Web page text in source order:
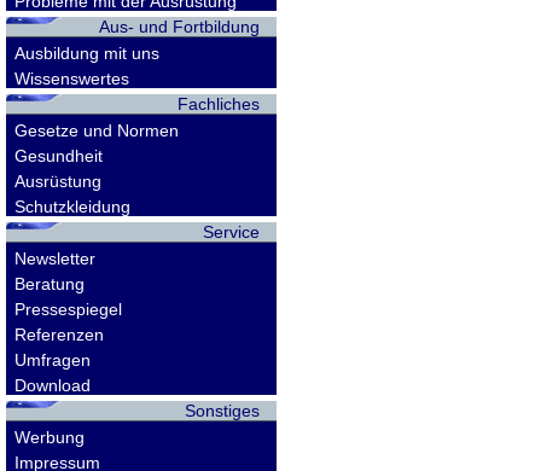
Aus- und Fortbildung
Ausbildung mit uns
Wissenswertes
Fachliches
Gesetze und Normen
Gesundheit
Ausrüstung
Schutzkleidung
Service
Newsletter
Beratung
Pressespiegel
Referenzen
Umfragen
Download
Sonstiges
Werbung
Impressum